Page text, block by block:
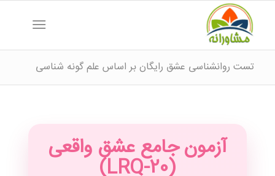
تست روانشناسی عشق رایگان بر اساس علم گونه شناسی
آزمون جامع عشق واقعی
(LRQ-20)